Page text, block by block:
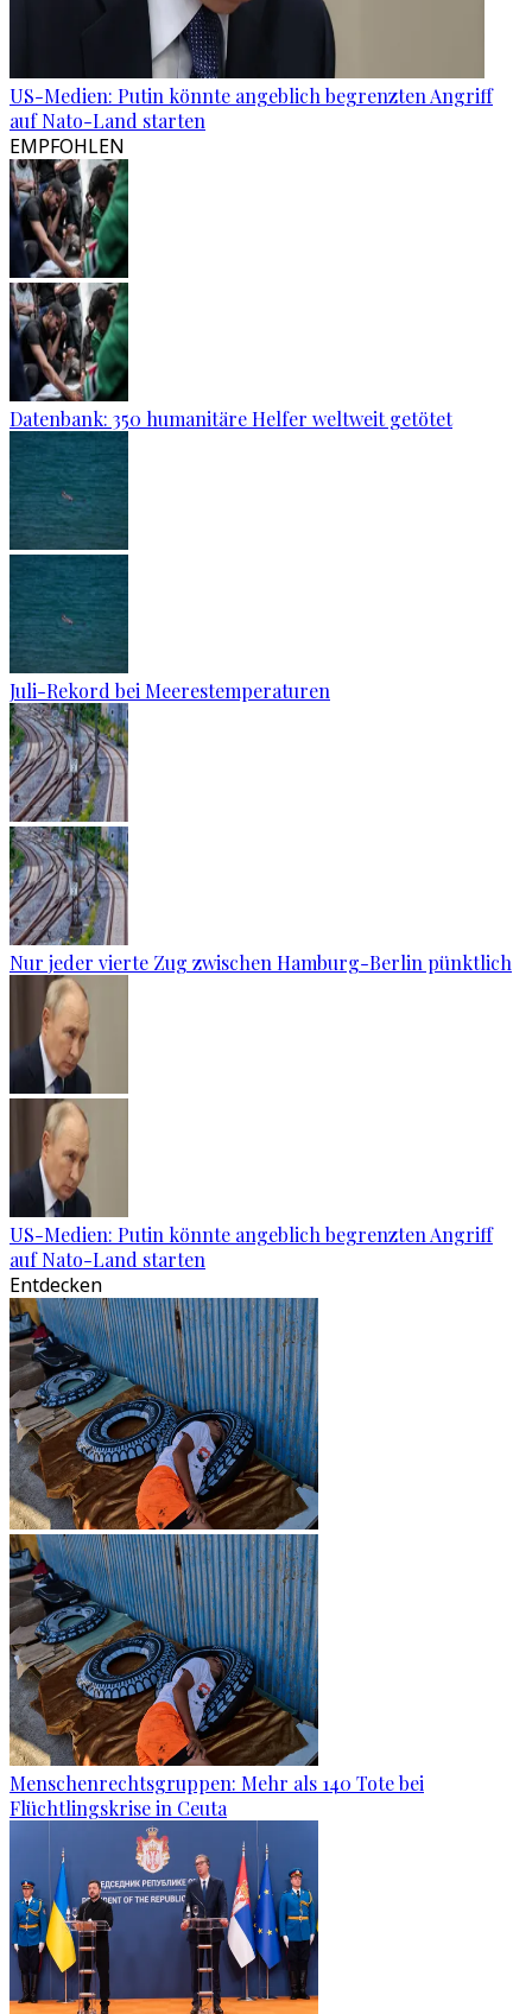
US-Medien: Putin könnte angeblich begrenzten Angriff
auf Nato-Land starten
EMPFOHLEN
Datenbank: 350 humanitäre Helfer weltweit getötet
Juli-Rekord bei Meerestemperaturen
Nur jeder vierte Zug zwischen Hamburg-Berlin pünktlich
US-Medien: Putin könnte angeblich begrenzten Angriff
auf Nato-Land starten
Entdecken
Menschenrechtsgruppen: Mehr als 140 Tote bei
Flüchtlingskrise in Ceuta